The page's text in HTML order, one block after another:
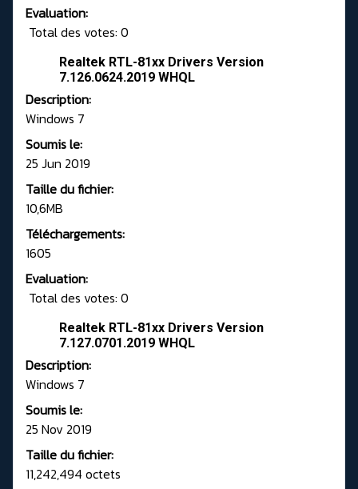
Evaluation:
Total des votes: 0
Realtek RTL-81xx Drivers Version
7.126.0624.2019 WHQL
Description:
Windows 7
Soumis le:
25 Jun 2019
Taille du fichier:
10,6MB
Téléchargements:
1605
Evaluation:
Total des votes: 0
Realtek RTL-81xx Drivers Version
7.127.0701.2019 WHQL
Description:
Windows 7
Soumis le:
25 Nov 2019
Taille du fichier:
11,242,494 octets